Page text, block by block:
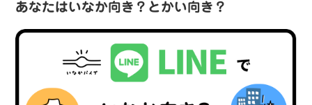
あなたはいなか向き？とかい向き？